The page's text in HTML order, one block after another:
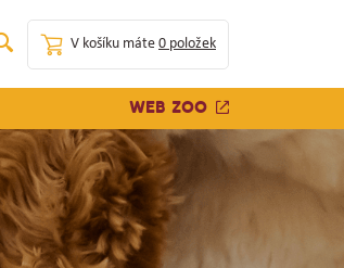
V košíku máte 0 položek
Web zoo